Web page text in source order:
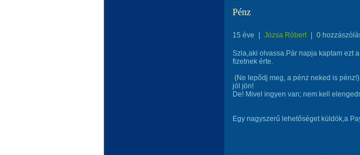
Pénz
15 éve Józsa Róbert 0
Szia,aki olvassa.Pár napja kaptam ezt
fizetnek érte.
(Ne lepődj meg, a pénz neked is
jól jön!
De! Mivel ingyen van; nem kell
Egy nagyszerű lehetőséget küldök,a